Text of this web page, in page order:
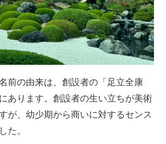
前の由来は、創設者の「足立全康
あります。創設者の生い立ちが美術
が、幼少期から商いに対するセンス
た。